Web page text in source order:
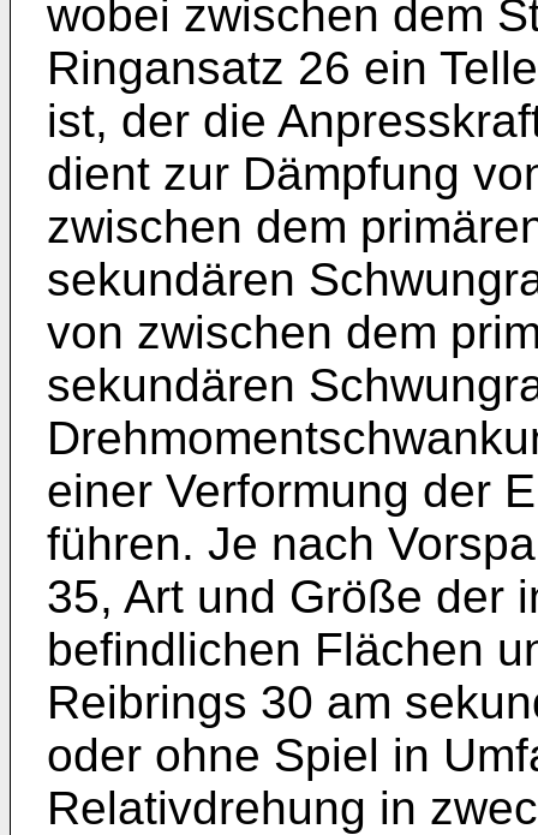
wobei zwischen dem
Ringansatz 26 ein
ist, der die
dient zur Dämpfung
zwischen dem
sekundären
von zwischen dem
sekundären
einer Verformung der
führen. Je nach
35, Art und Größe der
befindlichen Flächen
Reibrings 30 am
oder ohne Spiel in
Relativdrehung in